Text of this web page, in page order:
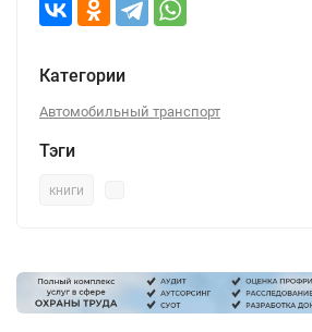
Категории
Автомобильный транспорт
Тэги
книги